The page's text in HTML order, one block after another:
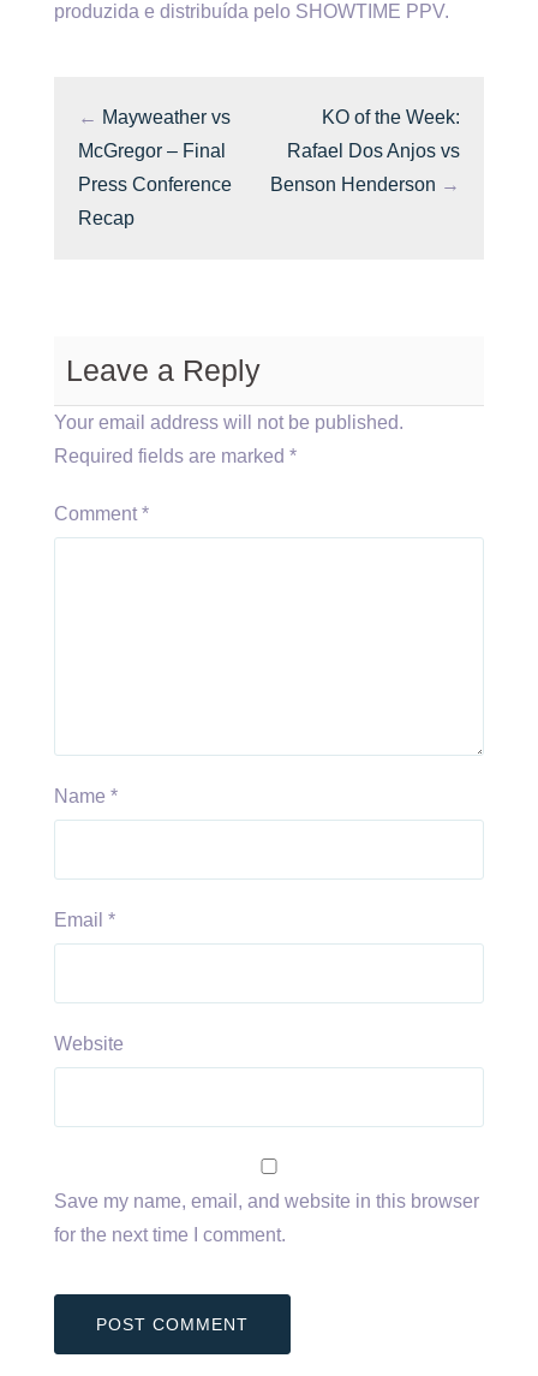
produzida e distribuída pelo SHOWTIME PPV.
← Mayweather vs
McGregor – Final
Press Conference
Recap
KO of the Week:
Rafael Dos Anjos vs
Benson Henderson →
Leave a Reply
Your email address will not be published.
Required fields are marked *
Comment *
Name *
Email *
Website
Save my name, email, and website in this browser
for the next time I comment.